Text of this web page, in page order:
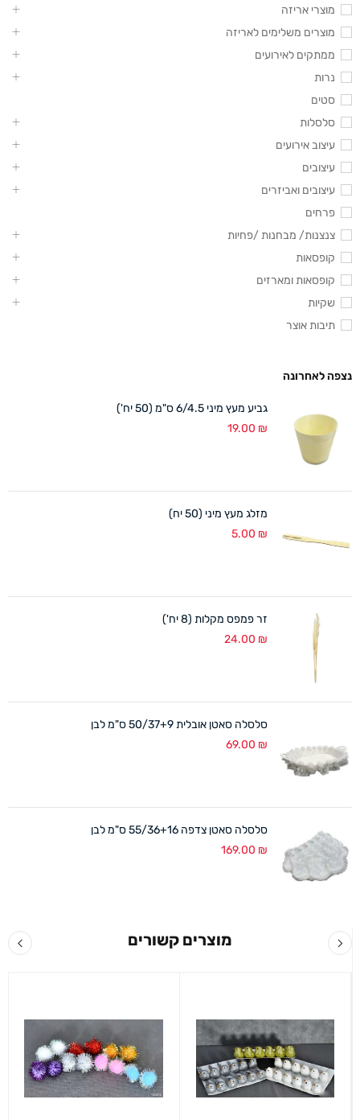
מוצרי אריזה
מוצרים משלימים לאריזה
ממתקים לאירועים
נרות
סטים
סלסלות
עיצוב אירועים
עיצובים
עיצובים ואביזרים
פרחים
צנצנות/ מבחנות /פחיות
קופסאות
קופסאות ומארזים
שקיות
תיבות אוצר
נצפה לאחרונה
גביע מעץ מיני 6/4.5 ס"מ (50 יח')
19.00 ₪
מזלג מעץ מיני (50 יח)
5.00 ₪
זר פמפס מקלות (8 יח')
24.00 ₪
סלסלה סאטן אובלית 50/37+9 ס"מ לבן
69.00 ₪
סלסלה סאטן צדפה 55/36+16 ס"מ לבן
169.00 ₪
מוצרים קשורים